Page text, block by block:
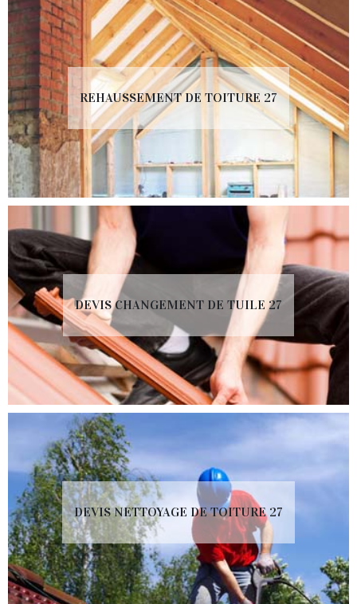
REHAUSSEMENT DE TOITURE 27
DEVIS CHANGEMENT DE TUILE 27
DEVIS NETTOYAGE DE TOITURE 27